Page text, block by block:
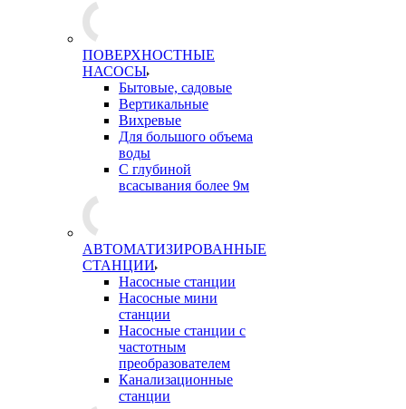
ПОВЕРХНОСТНЫЕ
НАСОСЫ
Бытовые, садовые
Вертикальные
Вихревые
Для большого объема
воды
С глубиной
всасывания более 9м
АВТОМАТИЗИРОВАННЫЕ
СТАНЦИИ
Насосные станции
Насосные мини
станции
Насосные станции с
частотным
преобразователем
Канализационные
станции